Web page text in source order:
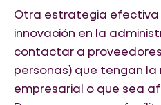
Otra estrategia efectiva
innovación en la
contactar a
personas) que tengan la
empresarial o que sea